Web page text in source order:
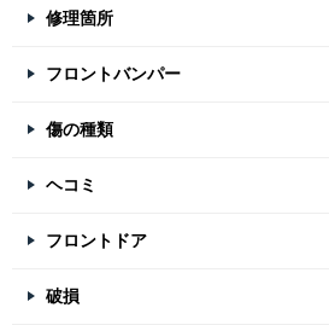
修理箇所
フロントバンパー
傷の種類
ヘコミ
フロントドア
破損